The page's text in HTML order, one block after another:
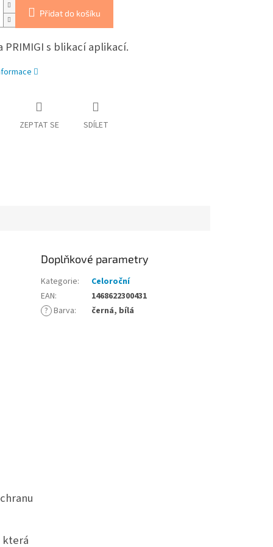
Přidat do košíku
PRIMIGI s blikací aplikací.
ZEPTAT SE SDÍLET
která
Doplňkové parametry
Kategorie:
Celoroční
EAN:
1468622300431
? Barva: černá, bílá